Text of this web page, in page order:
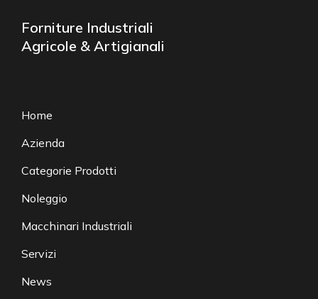
Forniture Industriali
Agricole & Artigianali
Home
Azienda
Categorie Prodotti
Noleggio
Macchinari Industriali
Servizi
News